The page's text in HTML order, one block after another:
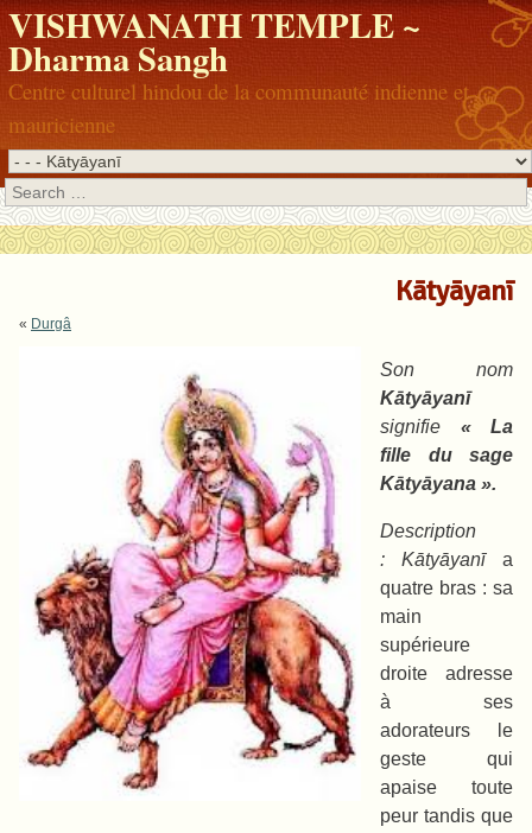
VISHWANATH TEMPLE ~
Dharma Sangh
Centre culturel hindou de la communauté indienne et
mauricienne
Search
Kātyāyanī
« Durgâ
Son nom
Kātyāyanī
signifie « La
fille du sage
Kātyāyana ».
Description
: Kātyāyanīa
quatre bras : sa
main
supérieure
droite adresse
à ses
adorateurs le
geste qui
apaise toute
peur tandis que